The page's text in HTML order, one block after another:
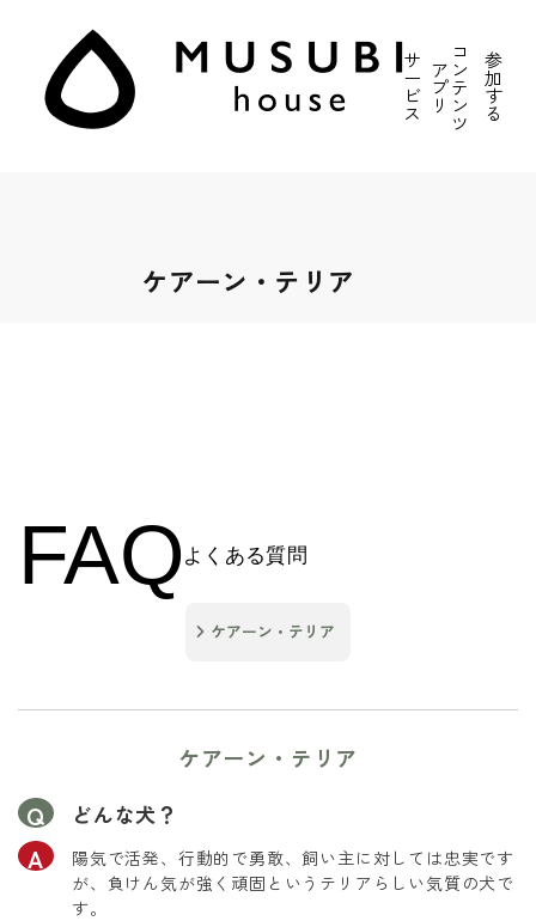
サ
ー
ビ
ス
ア
プ
リ
コ
ン
テ
ン
ツ
参
加
す
る
ケアーン・テリア
FAQ よくある質問
ケアーン・テリア
ケアーン・テリア
どんな犬？
陽気で活発、行動的で勇敢、飼い主に対しては忠実です
が、負けん気が強く頑固というテリアらしい気質の犬で
す。